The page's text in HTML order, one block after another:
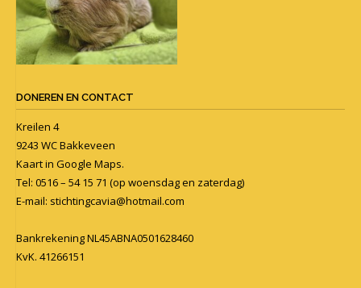
DONEREN EN CONTACT
Kreilen 4
9243 WC Bakkeveen
Kaart in Google Maps.
Tel: 0516 – 54 15 71 (op woensdag en zaterdag)
E-mail: stichtingcavia@hotmail.com
Bankrekening NL45ABNA0501628460
KvK. 41266151